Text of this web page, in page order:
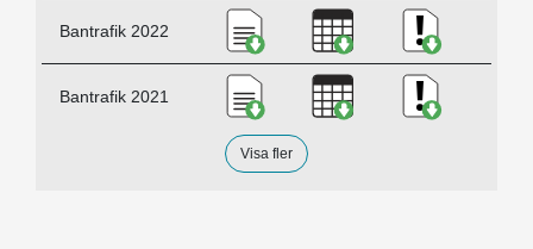
Bantrafik 2022 Ladda ner Bantrafik 2022,
Ladda ner Bantrafik
Ladda ner
Bantrafik 2021 Ladda ner Bantrafik 2021,
Ladda ner Bantrafik
Ladda ner
Visa fler